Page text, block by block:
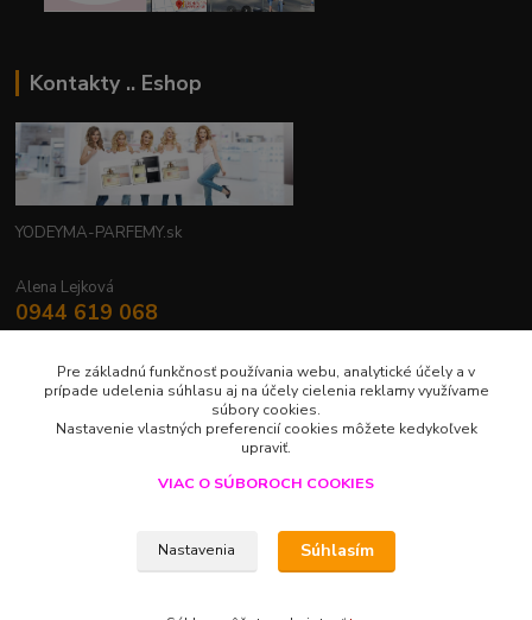
Kontakty .. Eshop
YODEYMA-PARFEMY.sk
Alena Lejková
0944 619 068
Nonstop
yodeyma.parfemy@gmail.com
Upravit sběr cookies.
LUXUS V JEDNEJ KVAPKE
Pre základnú funkčnosť používania webu, analytické účely a v
prípade udelenia súhlasu aj na účely cielenia reklamy využívame
súbory cookies.
Nastavenie vlastných preferencií cookies môžete kedykoľvek
upraviť.
VIAC O SÚBOROCH COOKIES
Nastavenia Súhlasím